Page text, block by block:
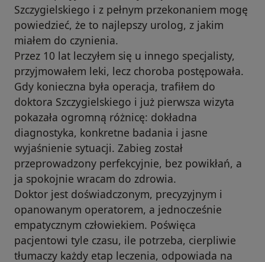
Szczygielskiego i z pełnym przekonaniem mogę
powiedzieć, że to najlepszy urolog, z jakim
miałem do czynienia.
Przez 10 lat leczyłem się u innego specjalisty,
przyjmowałem leki, lecz choroba postępowała.
Gdy konieczna była operacja, trafiłem do
doktora Szczygielskiego i już pierwsza wizyta
pokazała ogromną różnicę: dokładna
diagnostyka, konkretne badania i jasne
wyjaśnienie sytuacji. Zabieg został
przeprowadzony perfekcyjnie, bez powikłań, a
ja spokojnie wracam do zdrowia.
Doktor jest doświadczonym, precyzyjnym i
opanowanym operatorem, a jednocześnie
empatycznym człowiekiem. Poświęca
pacjentowi tyle czasu, ile potrzeba, cierpliwie
tłumaczy każdy etap leczenia, odpowiada na